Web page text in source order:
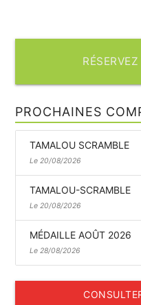
PROCHAINES
TAMALOU SCRAMBLE
Le 20/08/2026
TAMALOU-SCRAMBLE
Le 20/08/2026
MÉDAILLE AOÛT 2026
Le 28/08/2026